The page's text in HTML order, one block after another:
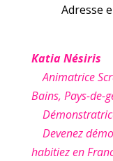
Adresse
Katia Nésiris
Animatrice
Bains, Pays-de-
Devenez
habitiez en